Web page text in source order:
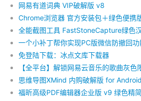
网易有道词典 VIP破解版 v8
Chrome浏览器 官方安装包＋绿色便携
全能截图工具 FastStoneCapture绿色
一个小补丁帮你实现PC版微信防撤回功
免登陆下载：冰点文库下载器
【全平台】解锁网易云音乐的歌曲灰色
思维导图XMind 内购破解版 for Android
福昕高级PDF编辑器企业版 v9 绿色精